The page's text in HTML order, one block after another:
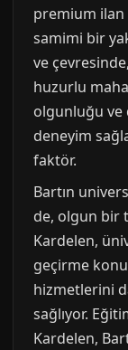
premium ilan
samimi bir
ve
huzurlu
olgunluğu ve
deneyim
faktör.
Bartın
de, olgun bir
Kardelen,
geçirme
hizmetlerini
sağlıyor.
Kardelen,